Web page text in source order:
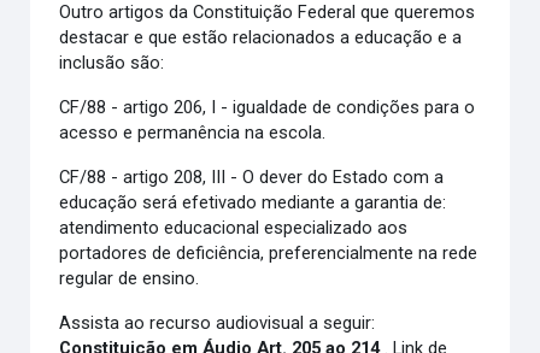
Outro artigos da Constituição Federal que queremos
destacar e que estão relacionados a educação e a
inclusão são:
CF/88 - artigo 206, I - igualdade de condições para o
acesso e permanência na escola.
CF/88 - artigo 208, III - O dever do Estado com a
educação será efetivado mediante a garantia de:
atendimento educacional especializado aos
portadores de deficiência, preferencialmente na rede
regular de ensino.
Assista ao recurso audiovisual a seguir:
Constituição em Áudio Art. 205 ao 214. Link de